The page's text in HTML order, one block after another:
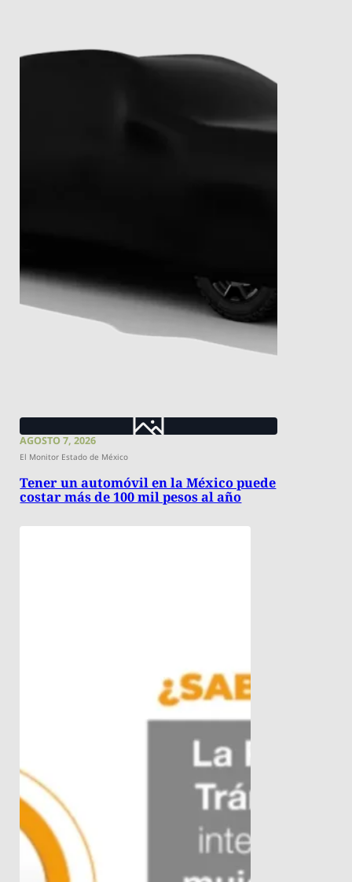
AGOSTO 7, 2026
El Monitor Estado de México
Tener un automóvil en la México puede
costar más de 100 mil pesos al año